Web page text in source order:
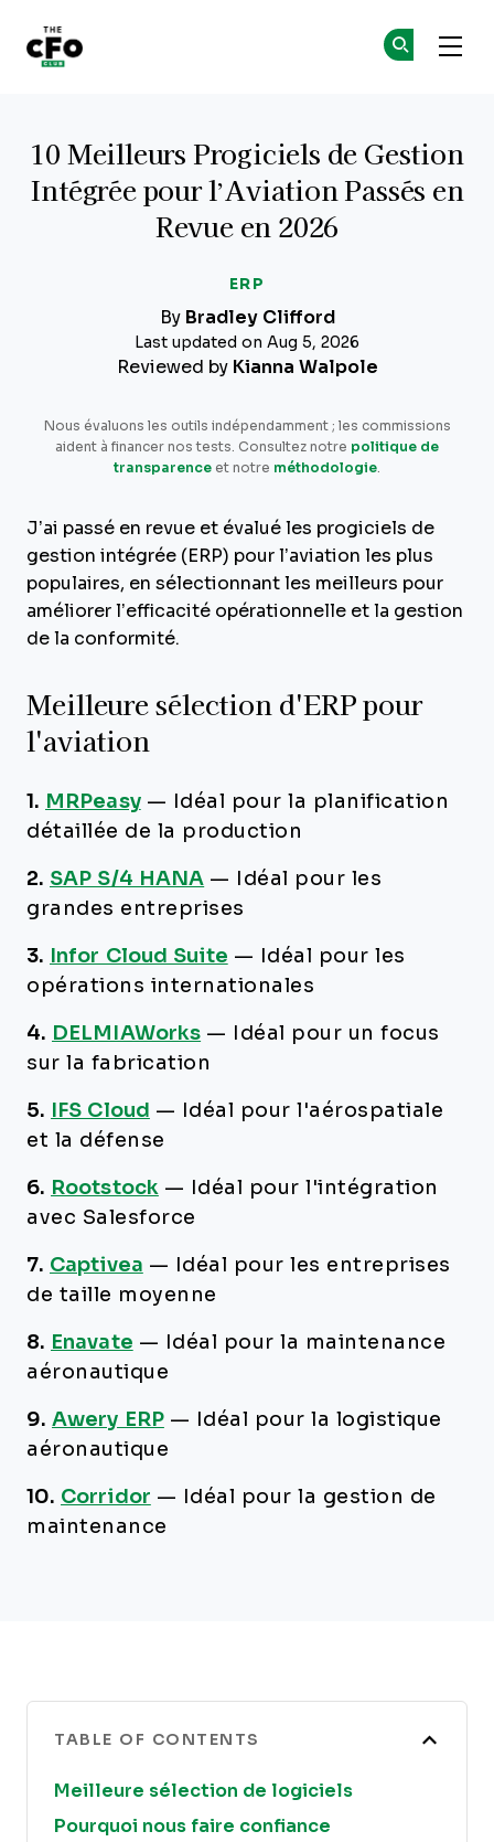
ERP
10 Meilleurs Progiciels de Gestion
Intégrée pour l’Aviation Passés en
Revue en 2026
By Bradley Clifford
Last updated on Aug 5, 2026
Reviewed by Kianna Walpole
Nous évaluons les outils indépendamment ; les commissions
aident à financer nos tests. Consultez notre politique de
transparence et notre méthodologie.
J’ai passé en revue et évalué les progiciels de
gestion intégrée (ERP) pour l’aviation les plus
populaires, en sélectionnant les meilleurs pour
améliorer l’efficacité opérationnelle et la gestion
de la conformité.
Meilleure sélection d'ERP pour
l'aviation
1. MRPeasy —
Idéal pour la planification
détaillée de la production
2. SAP S/4 HANA —
Idéal pour les
grandes entreprises
3. Infor Cloud Suite —
Idéal pour les
opérations internationales
4. DELMIAWorks —
Idéal pour un focus
sur la fabrication
5. IFS Cloud —
Idéal pour l'aérospatiale
et la défense
6. Rootstock —
Idéal pour l'intégration
avec Salesforce
7. Captivea —
Idéal pour les entreprises
de taille moyenne
8. Enavate —
Idéal pour la maintenance
aéronautique
9. Awery ERP —
Idéal pour la logistique
aéronautique
10. Corridor —
Idéal pour la gestion de
maintenance
TABLE OF CONTENTS
Meilleure sélection de logiciels
Pourquoi nous faire confiance